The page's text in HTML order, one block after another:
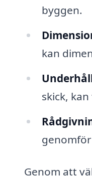
byggen.
kan
skick,
Genom att